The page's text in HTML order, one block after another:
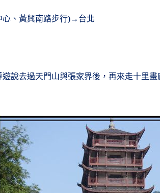
心、黃興南路步行)→台北
遊說去過天門山與張家界後 ， 再來走十里畫